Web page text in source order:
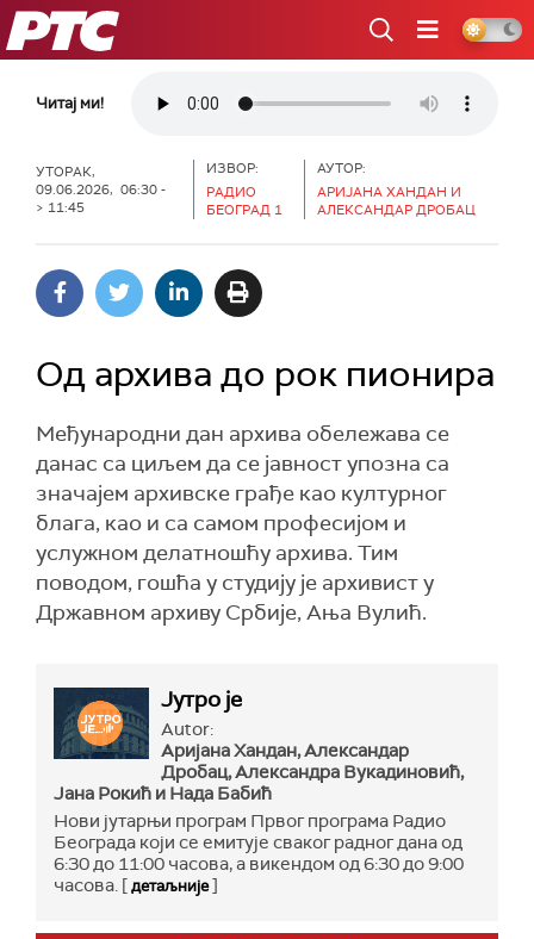
РТС
Читај ми!
УТОРАК,
09.06.2026, 06:30 -
> 11:45
ИЗВОР:
РАДИО
БЕОГРАД 1
АУТОР:
АРИЈАНА ХАНДАН И
АЛЕКСАНДАР ДРОБАЦ
Од архива до рок пионира
Међународни дан архива обележава се
данас са циљем да се јавност упозна са
значајем архивске грађе као културног
блага, као и са самом професијом и
услужном делатношћу архива. Тим
поводом, гошћа у студију је архивист у
Државном архиву Србије, Ања Вулић.
Јутро је
Autor:
Аријана Хандан, Александар
Дробац, Александра Вукадиновић,
Јана Рокић и Нада Бабић
Нови јутарњи програм Првог програма Радио
Београда који се емитује сваког радног дана од
6:30 до 11:00 часова, а викендом од 6:30 до 9:00
часова. [детаљније]